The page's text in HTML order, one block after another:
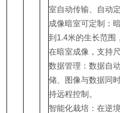
室自动传输、自动
成像暗室可定制：
到1.4米的生长范围
在暗室成像，支持
数据管理：数据自
储、图像与数据同
持远程控制。
智能化栽培：在逆